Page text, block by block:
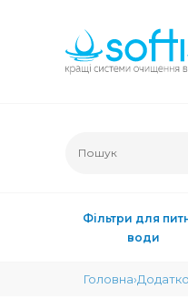
Фільтри для
води
Головна